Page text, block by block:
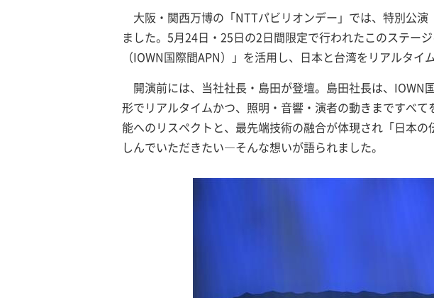
大阪・関西万博の「NTTパビリオンデー」では、特別公
ました。5月24日・25日の2日間限定で行われたこのステー
（IOWN国際間APN）」を活用し、日本と台湾をリアルタ
開演前には、当社社長・島田が登壇。島田社長は、
形でリアルタイムかつ、照明・音響・演者の動きまですべ
能へのリスペクトと、最先端技術の融合が体現され「日本
しんでいただきたい―そんな想いが語られました。